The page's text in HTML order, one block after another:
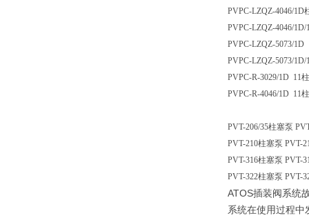
PVPC-LZQZ-4046/1D
PVPC-LZQZ-4046/
PVPC-LZQZ-5073/
PVPC-LZQZ-5073/
PVPC-R-3029/1D 11
PVPC-R-4046/1D 11
PVT-206/35柱塞泵
PVT-210柱塞泵 PVT-
PVT-316柱塞泵 PVT-
PVT-322柱塞泵 PVT-
ATOS插装阀系统
系统在使用过程中